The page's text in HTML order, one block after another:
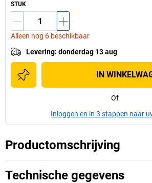
STUK
Alleen nog 6 beschikbaar
Levering: donderdag 13 aug
IN
Of
Inloggen en in 3 stappen naar
Productomschrijving
Technische gegevens